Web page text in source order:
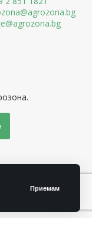
Приемам
ни